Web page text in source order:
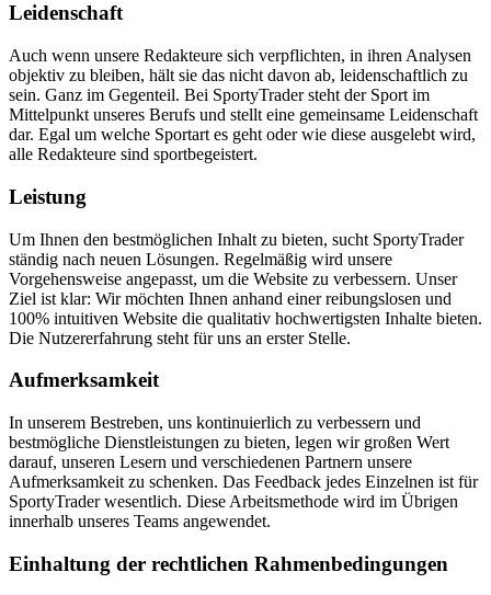
Leidenschaft
Auch wenn unsere Redakteure sich verpflichten, in ihren Analysen
objektiv zu bleiben, hält sie das nicht davon ab, leidenschaftlich zu
sein. Ganz im Gegenteil. Bei SportyTrader steht der Sport im
Mittelpunkt unseres Berufs und stellt eine gemeinsame Leidenschaft
dar. Egal um welche Sportart es geht oder wie diese ausgelebt wird,
alle Redakteure sind sportbegeistert.
Leistung
Um Ihnen den bestmöglichen Inhalt zu bieten, sucht SportyTrader
ständig nach neuen Lösungen. Regelmäßig wird unsere
Vorgehensweise angepasst, um die Website zu verbessern. Unser
Ziel ist klar: Wir möchten Ihnen anhand einer reibungslosen und
100% intuitiven Website die qualitativ hochwertigsten Inhalte bieten.
Die Nutzererfahrung steht für uns an erster Stelle.
Aufmerksamkeit
In unserem Bestreben, uns kontinuierlich zu verbessern und
bestmögliche Dienstleistungen zu bieten, legen wir großen Wert
darauf, unseren Lesern und verschiedenen Partnern unsere
Aufmerksamkeit zu schenken. Das Feedback jedes Einzelnen ist für
SportyTrader wesentlich. Diese Arbeitsmethode wird im Übrigen
innerhalb unseres Teams angewendet.
Einhaltung der rechtlichen Rahmenbedingungen